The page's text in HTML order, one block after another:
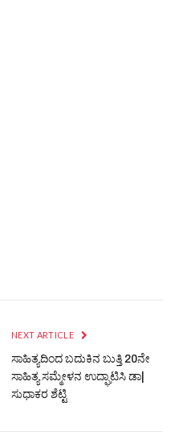
NEXT ARTICLE
ಸಾಹಿತ್ಯದಿಂದ ಬದುಕಿನ ಬುತ್ತಿ 20ನೇ
ಸಾಹಿತ್ಯ ಸಮ್ಮೇಳನ ಉದ್ಘಾಟಿಸಿ ಡಾ|
ಸುಧಾಕರ ಶೆಟ್ಟಿ